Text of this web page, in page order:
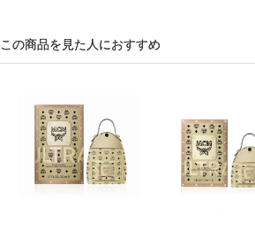
この商品を見た人におすすめ